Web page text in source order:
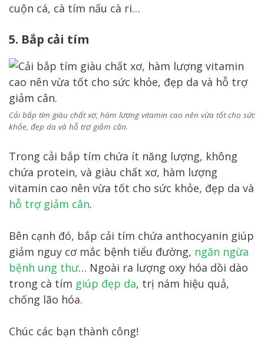
cuộn cá, cà tím nấu cà ri…
5. Bắp cải tím
Cải bắp tím giàu chất xơ, hàm lượng vitamin cao nên vừa tốt cho sức
khỏe, đẹp da và hỗ trợ giảm cân.
Trong cải bắp tím chứa ít năng lượng, không
chứa protein, và giàu chất xơ, hàm lượng
vitamin cao nên vừa tốt cho sức khỏe, đẹp da và
hỗ trợ giảm cân.
Bên cạnh đó, bắp cải tím chứa anthocyanin giúp
giảm nguy cơ mắc bệnh tiểu đường, ngăn ngừa
bệnh ung thư… Ngoài ra lượng oxy hóa dồi dào
trong cà tím giúp đẹp da, trị nám hiệu quả,
chống lão hóa.
Chúc các bạn thành công!